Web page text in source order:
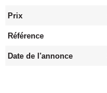
Prix
Référence
Date de l'annonce